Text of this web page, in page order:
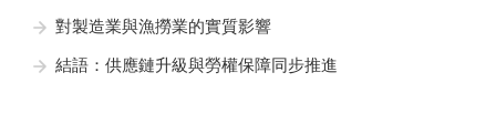
對製造業與漁撈業的實質影響
結語：供應鏈升級與勞權保障同步推進